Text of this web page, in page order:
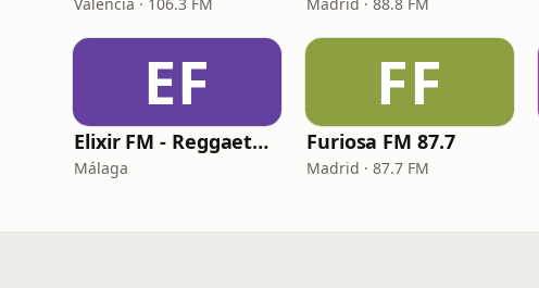
EF
Elixir FM - Reggaeton Party
Málaga
FF
Furiosa FM 87.7
Madrid · 87.7 FM